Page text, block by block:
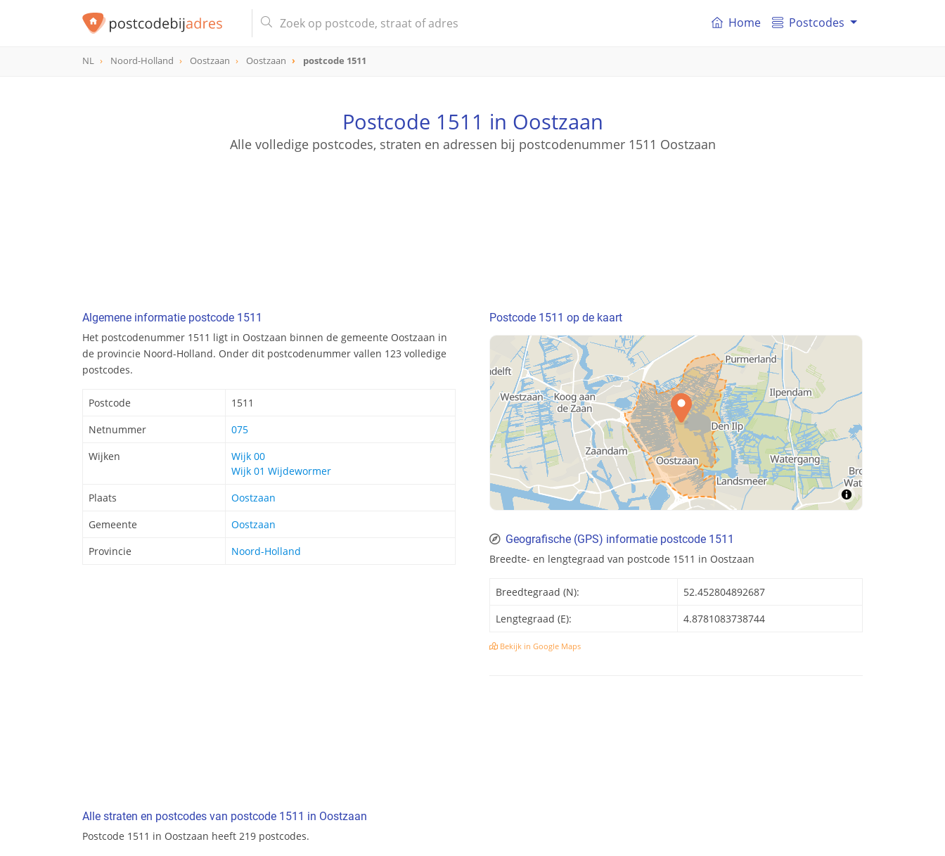
Home Postcodes
NL Noord-Holland Oostzaan Oostzaan postcode 1511
Postcode 1511 in Oostzaan
Alle volledige postcodes, straten en adressen bij postcodenummer 1511 Oostzaan
Algemene informatie postcode 1511
Het postcodenummer 1511 ligt in Oostzaan binnen de gemeente Oostzaan in
de provincie Noord-Holland. Onder dit postcodenummer vallen 123 volledige
postcodes.
Postcode
1511
Netnummer
075
Wijken
Wijk 00
Wijk 01 Wijdewormer
Plaats
Oostzaan
Gemeente
Oostzaan
Provincie
Noord-Holland
Alle straten en postcodes van postcode 1511 in Oostzaan
Postcode 1511 in Oostzaan heeft 219 postcodes.
Postcode 1511 op de kaart
Geografische (GPS) informatie postcode 1511
Breedte- en lengtegraad van postcode 1511 in Oostzaan
Breedtegraad (N):
52.452804892687
Lengtegraad (E):
4.8781083738744
Bekijk in Google Maps